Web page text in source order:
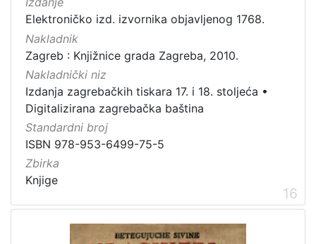
Elektroničko izd. izvornika objavljenog 1768.
Nakladnik
Zagreb : Knjižnice grada Zagreba, 2010.
Nakladnički niz
Izdanja zagrebačkih tiskara 17. i 18. stoljeća •
Digitalizirana zagrebačka baština
Standardni broj
ISBN 978-953-6499-75-5
Zbirka
Knjige
16